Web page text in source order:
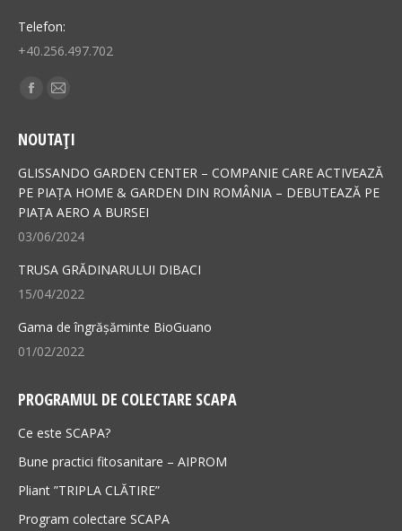
Telefon:
+40.256.497.702
Find us on:
Facebook
opens
in
new
window
Mail
opens
in
new
window
NOUTAȚI
GLISSANDO GARDEN CENTER – COMPANIE CARE ACTIVEAZĂ
PE PIAȚA HOME & GARDEN DIN ROMÂNIA – DEBUTEAZĂ PE
PIAȚA AERO A BURSEI
03/06/2024
TRUSA GRĂDINARULUI DIBACI
15/04/2022
Gama de îngrășăminte BioGuano
01/02/2022
PROGRAMUL DE COLECTARE SCAPA
Ce este SCAPA?
Bune practici fitosanitare – AIPROM
Pliant ”TRIPLA CLĂTIRE”
Program colectare SCAPA